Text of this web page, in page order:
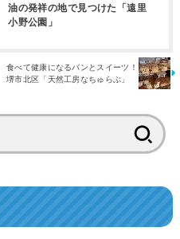
油の発祥の地で見つけた「遠里
小野公園」
食べて健康になるパンとスイーツ！
堺市北区「天然工房なちゅらぶ」
索: